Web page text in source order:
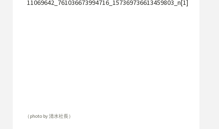
（photo by 清水社長）